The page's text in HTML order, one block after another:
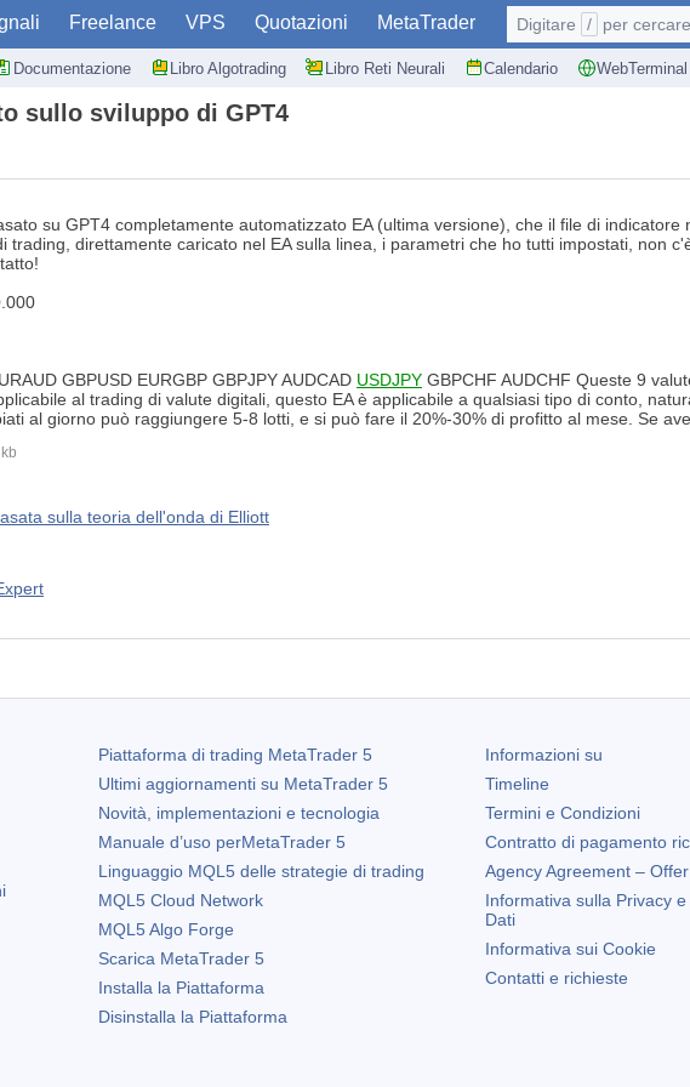
Freelance VPS Quotazioni MetaTrader
Documentazione Libro Algotrading Libro Reti Neurali Calendario WebTerminal
Digitare / per
sullo sviluppo di GPT4
su GPT4 completamente automatizzato EA (ultima versione), che il file di
trading, direttamente caricato nel EA sulla linea, i parametri che ho tutti impostati, non
GBPUSD EURGBP GBPJPY AUDCAD USDJPY GBPCHF AUDCHF Queste 9
al trading di valute digitali, questo EA è applicabile a qualsiasi tipo di conto,
al giorno può raggiungere 5-8 lotti, e si può fare il 20%-30% di profitto al mese. Se
sulla teoria dell'onda di Elliott
Piattaforma di trading MetaTrader 5
Ultimi aggiornamenti su MetaTrader 5
Novità, implementazioni e tecnologia
Manuale d’uso perMetaTrader 5
Linguaggio MQL5 delle strategie di trading
MQL5 Cloud Network
MQL5 Algo Forge
Scarica MetaTrader 5
Installa la Piattaforma
Disinstalla la Piattaforma
Informazioni su
Timeline
Termini e Condizioni
Contratto di pagamento
Agency Agreement – Offer
Informativa sulla Privacy
Dati
Informativa sui Cookie
Contatti e richieste